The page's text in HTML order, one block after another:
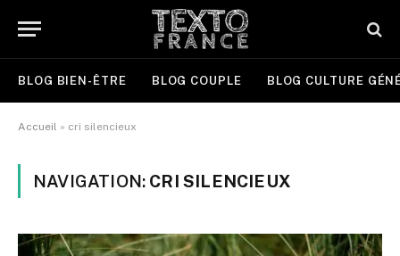
BLOG BIEN-ÊTRE BLOG COUPLE BLOG CULTURE
Accueil » cri silencieux
NAVIGATION: CRI SILENCIEUX